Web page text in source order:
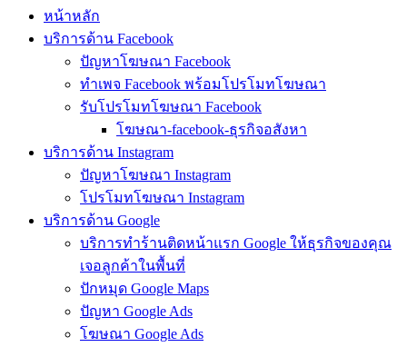
หน้าหลัก
บริการด้าน Facebook
ปัญหาโฆษณา Facebook
ทำเพจ Facebook พร้อมโปรโมทโฆษณา
รับโปรโมทโฆษณา Facebook
โฆษณา-facebook-ธุรกิจอสังหา
บริการด้าน Instagram
ปัญหาโฆษณา Instagram
โปรโมทโฆษณา Instagram
บริการด้าน Google
บริการทำร้านติดหน้าแรก Google ให้ธุรกิจของคุณ
เจอลูกค้าในพื้นที่
ปักหมุด Google Maps
ปัญหา Google Ads
โฆษณา Google Ads